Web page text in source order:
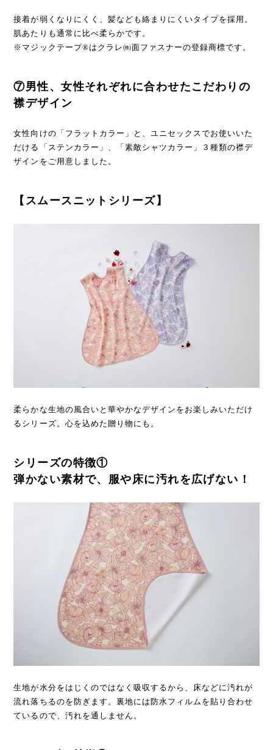
接着が弱くなりにくく、髪なども絡まりにくいタイプを採用。
肌あたりも通常に比べ柔らかです。
※マジックテープ®はクラレ㈱面ファスナーの登録商標です。
⑦男性、女性それぞれに合わせたこだわりの
襟デザイン
女性向けの「フラットカラー」と、ユニセックスでお使いいた
だける「ステンカラー」、「素敵シャツカラー」３種類の襟デ
ザインをご用意しました。
【スムースニットシリーズ】
柔らかな生地の風合いと華やかなデザインをお楽しみいただけ
るシリーズ。心を込めた贈り物にも。
シリーズの特徴①
弾かない素材で、服や床に汚れを広げない！
生地が水分をはじくのではなく吸収するから、床などに汚れが
流れ落ちるのを防ぎます。裏地には防水フィルムを貼り合わせ
ているので、汚れを通しません。